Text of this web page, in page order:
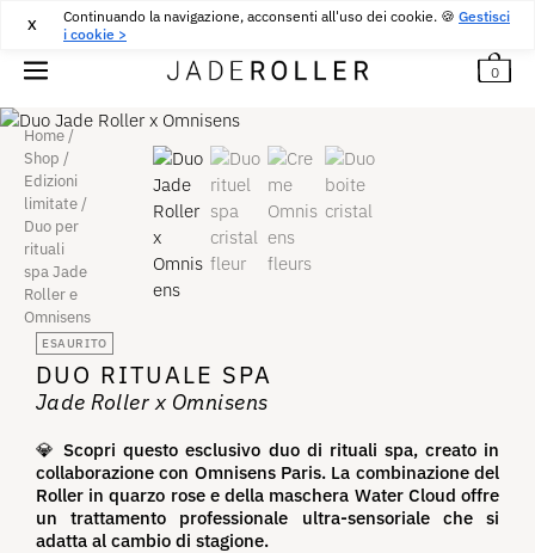
Continuando la navigazione, acconsenti all'uso dei cookie. 🍪 Gestisci
i cookie >
X 30 €
RESI GRATUITI PER 30 GIORNI
0
Home /
Shop /
Edizioni
limitate /
Duo per
rituali
spa Jade
Roller e
Omnisens
ESAURITO
DUO RITUALE SPA
Jade Roller x Omnisens
💎Scopri questo esclusivo duo di rituali spa, creato in
collaborazione con Omnisens Paris. La combinazione del
Roller in quarzo rose e della maschera Water Cloud offre
un trattamento professionale ultra-sensoriale che si
adatta al cambio di stagione.